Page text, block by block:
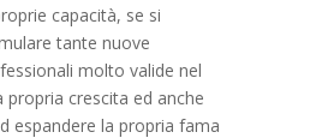
capacità, se si
tante nuove
molto valide nel
propria crescita ed anche
espandere la propria fama